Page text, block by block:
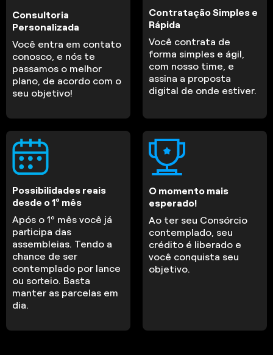
Consultoria
Personalizada
Você entra em contato
conosco, e nós te
passamos o melhor
plano, de acordo com o
seu objetivo!
Contratação Simples e
Rápida
Você contrata de
forma simples e ágil,
com nosso time, e
assina a proposta
digital de onde estiver.
Possibilidades reais
desde o 1º mês
Após o 1º mês você já
participa das
assembleias. Tendo a
chance de ser
contemplado por lance
ou sorteio. Basta
manter as parcelas em
dia.
O momento mais
esperado!
Ao ter seu Consórcio
contemplado, seu
crédito é liberado e
você conquista seu
objetivo.